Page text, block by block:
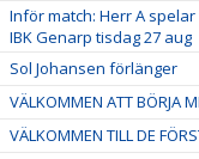
Inför match: Herr A
IBK Genarp tisdag 27 aug
Sol Johansen förlänger
VÄLKOMMEN ATT BÖRJA
VÄLKOMMEN TILL DE